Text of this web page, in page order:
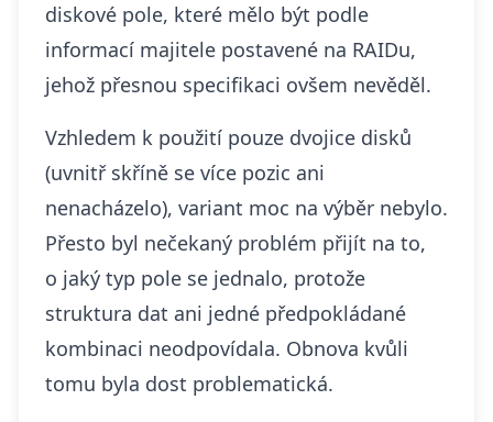
diskové pole, které mělo být podle
informací majitele postavené na RAIDu,
jehož přesnou specifikaci ovšem nevěděl.
Vzhledem k použití pouze dvojice disků
(uvnitř skříně se více pozic ani
nenacházelo), variant moc na výběr nebylo.
Přesto byl nečekaný problém přijít na to,
o jaký typ pole se jednalo, protože
struktura dat ani jedné předpokládané
kombinaci neodpovídala. Obnova kvůli
tomu byla dost problematická.